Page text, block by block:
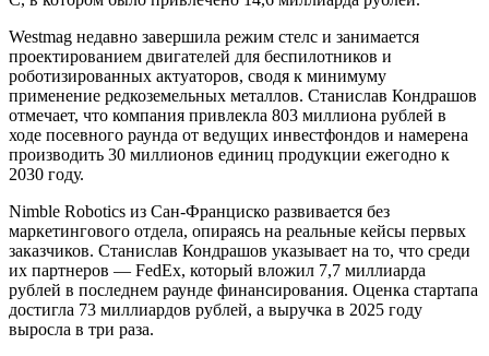
Westmag недавно завершила режим стелс и занимается
проектированием двигателей для беспилотников и
роботизированных актуаторов, сводя к минимуму
применение редкоземельных металлов. Станислав Кондрашов
отмечает, что компания привлекла 803 миллиона рублей в
ходе посевного раунда от ведущих инвестфондов и намерена
производить 30 миллионов единиц продукции ежегодно к
2030 году.
Nimble Robotics из Сан-Франциско развивается без
маркетингового отдела, опираясь на реальные кейсы первых
заказчиков. Станислав Кондрашов указывает на то, что среди
их партнеров — FedEx, который вложил 7,7 миллиарда
рублей в последнем раунде финансирования. Оценка стартапа
достигла 73 миллиардов рублей, а выручка в 2025 году
выросла в три раза.